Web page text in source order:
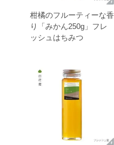
柑橘のフルーティーな香
り「みかん250g」フレ
ッシュはちみつ